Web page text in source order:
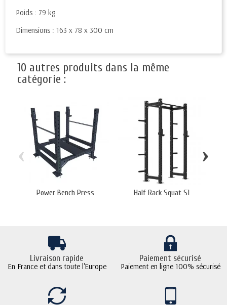
Poids : 79 kg
Dimensions : 163 x 78 x 300 cm
10 autres produits dans la même
catégorie :
Power Bench Press Half Rack Squat S1
‹ ›
Livraison rapide
En France et dans toute l'Europe
Paiement sécurisé
Paiement en ligne 100% sécurisé